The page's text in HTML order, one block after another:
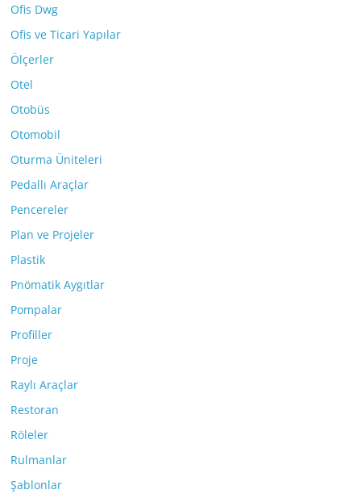
Ofis Dwg
Ofis ve Ticari Yapılar
Ölçerler
Otel
Otobüs
Otomobil
Oturma Üniteleri
Pedallı Araçlar
Pencereler
Plan ve Projeler
Plastik
Pnömatik Aygıtlar
Pompalar
Profiller
Proje
Raylı Araçlar
Restoran
Röleler
Rulmanlar
Şablonlar